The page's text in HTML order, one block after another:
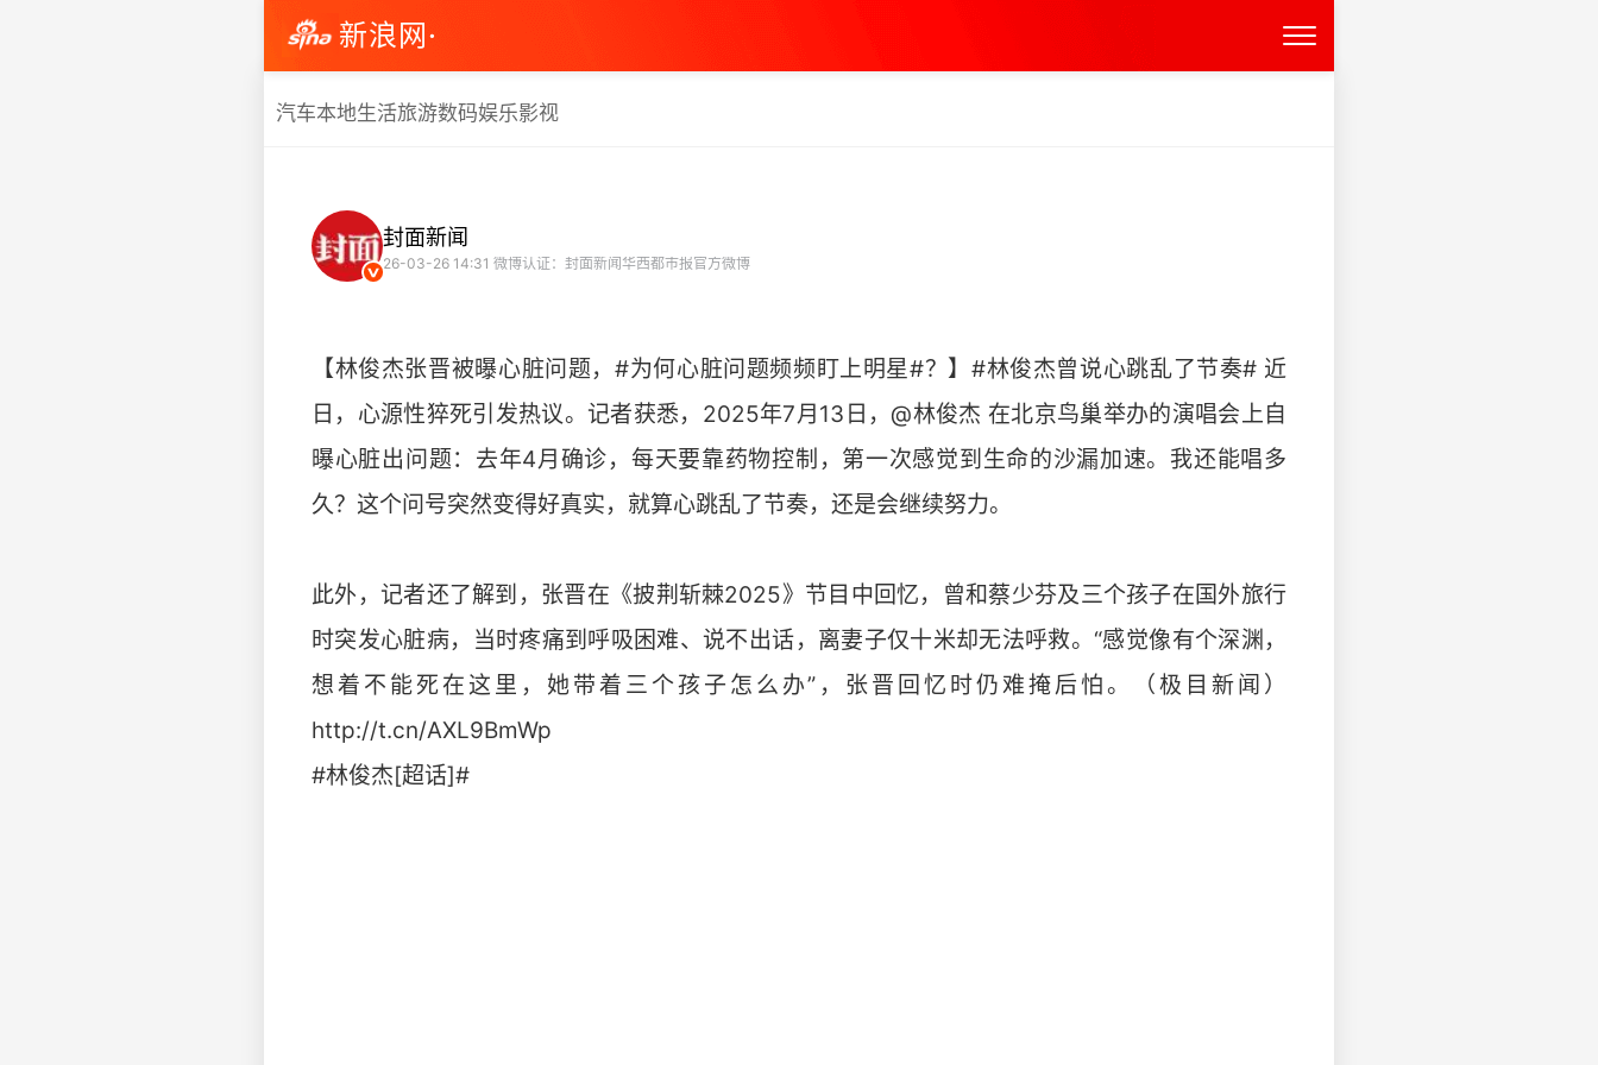
新浪网·
汽车本地生活旅游数码娱乐影视
封面新闻
26-03-26 14:31 微博认证：封面新闻华西都市报官方微博
【林俊杰张晋被曝心脏问题，#为何心脏问题频频盯上明星#？】#林俊杰曾说心跳乱了节奏# 近
日，心源性猝死引发热议。记者获悉，2025年7月13日，@林俊杰 在北京鸟巢举办的演唱会上自
曝心脏出问题：去年4月确诊，每天要靠药物控制，第一次感觉到生命的沙漏加速。我还能唱多
久？这个问号突然变得好真实，就算心跳乱了节奏，还是会继续努力。
此外，记者还了解到，张晋在《披荆斩棘2025》节目中回忆，曾和蔡少芬及三个孩子在国外旅行
时突发心脏病，当时疼痛到呼吸困难、说不出话，离妻子仅十米却无法呼救。“感觉像有个深渊，
想着不能死在这里，她带着三个孩子怎么办”，张晋回忆时仍难掩后怕。（极目新闻）
http://t.cn/AXL9BmWp
#林俊杰[超话]#